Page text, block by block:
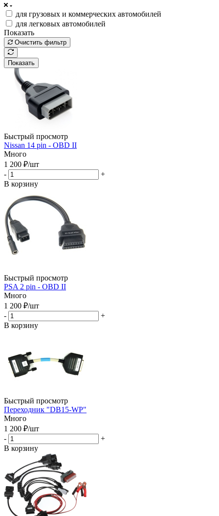
для грузовых и коммерческих автомобилей
для легковых автомобилей
Показать
Очистить фильтр
Показать
Быстрый просмотр
Nissan 14 pin - OBD II
Много
1 200 ₽/шт
-
+
В корзину
Быстрый просмотр
PSA 2 pin - OBD II
Много
1 200 ₽/шт
-
+
В корзину
Быстрый просмотр
Переходник "DB15-WP"
Много
1 200 ₽/шт
-
+
В корзину